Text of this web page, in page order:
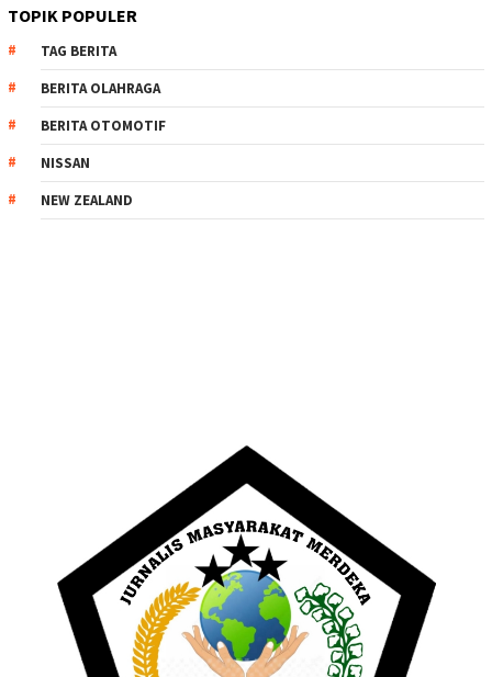
TOPIK POPULER
TAG BERITA
BERITA OLAHRAGA
BERITA OTOMOTIF
NISSAN
NEW ZEALAND